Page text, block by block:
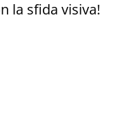
la sfida visiva!